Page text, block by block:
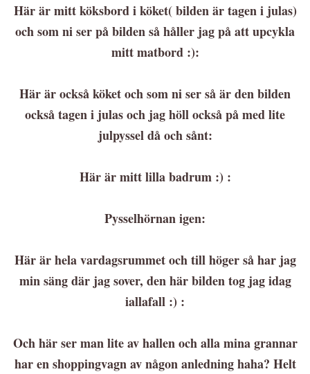
Här är mitt köksbord i köket( bilden är tagen i julas)
och som ni ser på bilden så håller jag på att upcykla
mitt matbord :):
Här är också köket och som ni ser så är den bilden
också tagen i julas och jag höll också på med lite
julpyssel då och sånt:
Här är mitt lilla badrum :) :
Pysselhörnan igen:
Här är hela vardagsrummet och till höger så har jag
min säng där jag sover, den här bilden tog jag idag
iallafall :) :
Och här ser man lite av hallen och alla mina grannar
har en shoppingvagn av någon anledning haha? Helt